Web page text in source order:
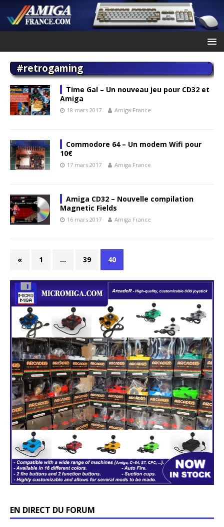
#retrogaming
Time Gal – Un nouveau jeu pour CD32 et
Amiga
18 mars 2017 Amiga France
Commodore 64 – Un modem Wifi pour
10€
17 mars 2017 Amiga France
Amiga CD32 – Nouvelle compilation
Magnetic Fields
16 mars 2017 Amiga France
« 1 … 39 40
EN DIRECT DU FORUM